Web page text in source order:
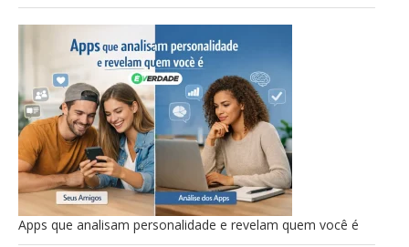
Apps que analisam personalidade e revelam quem você é